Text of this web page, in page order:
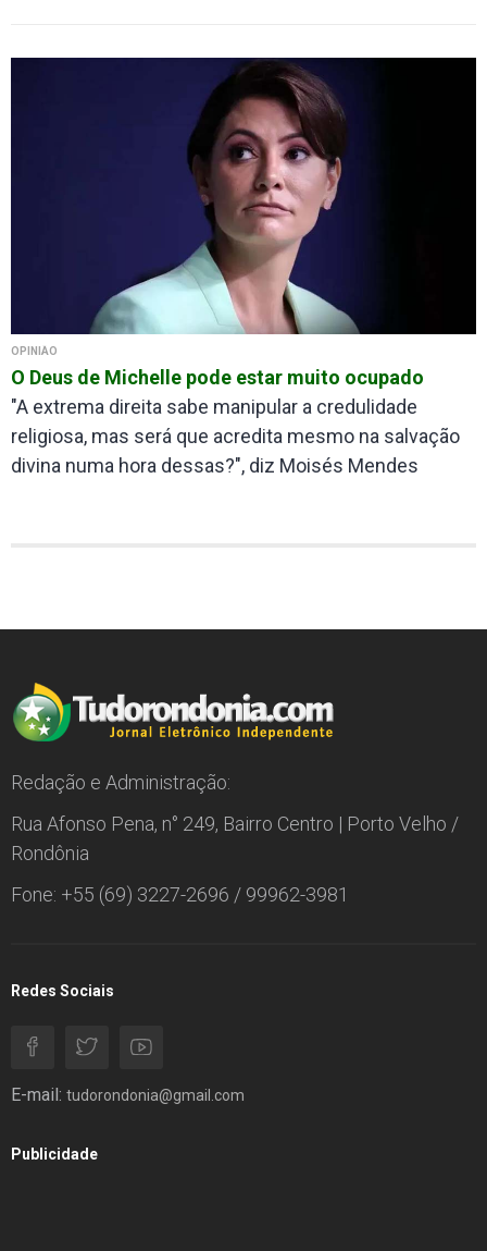
OPINIÃO
O Deus de Michelle pode estar muito ocupado
"A extrema direita sabe manipular a credulidade
religiosa, mas será que acredita mesmo na salvação
divina numa hora dessas?", diz Moisés Mendes
Redação e Administração:
Rua Afonso Pena, n° 249, Bairro Centro | Porto Velho /
Rondônia
Fone: +55 (69) 3227-2696 / 99962-3981
Redes Sociais
E-mail: tudorondonia@gmail.com
Publicidade